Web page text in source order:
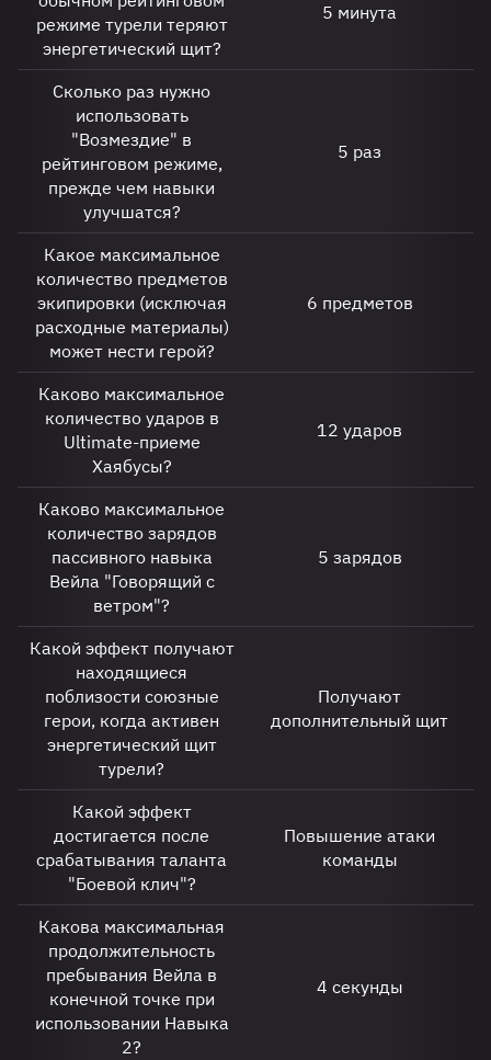
режиме турели теряют
энергетический щит?
5 минута
Сколько раз нужно
использовать
"Возмездие" в
рейтинговом режиме,
прежде чем навыки
улучшатся?
5 раз
Какое максимальное
количество предметов
экипировки (исключая
расходные материалы)
может нести герой?
6 предметов
Каково максимальное
количество ударов в
Ultimate-приеме
Хаябусы?
12 ударов
Каково максимальное
количество зарядов
пассивного навыка
Вейла "Говорящий с
ветром"?
5 зарядов
Какой эффект получают
находящиеся
поблизости союзные
герои, когда активен
энергетический щит
турели?
Получают
дополнительный щит
Какой эффект
достигается после
срабатывания таланта
"Боевой клич"?
Повышение атаки
команды
Какова максимальная
продолжительность
пребывания Вейла в
конечной точке при
использовании Навыка
2?
4 секунды